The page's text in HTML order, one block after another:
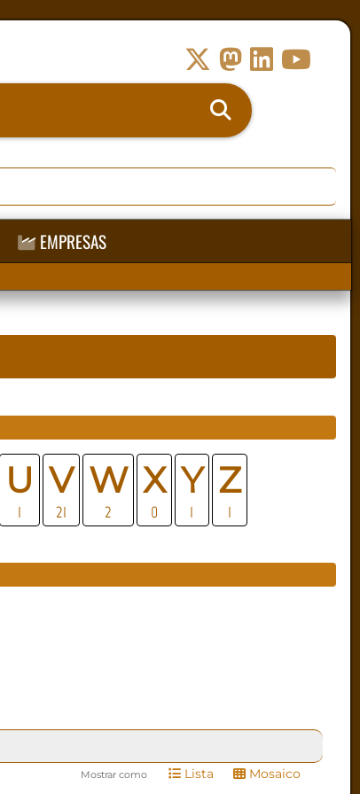
EMPRESAS
U
1
V
21
W
2
X
0
Y
1
Z
1
Mostrar como Lista Mosaico